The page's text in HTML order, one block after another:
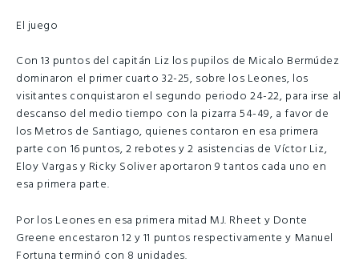
El juego
Con 13 puntos del capitán Liz los pupilos de Micalo Bermúdez
dominaron el primer cuarto 32-25, sobre los Leones, los
visitantes conquistaron el segundo periodo 24-22, para irse al
descanso del medio tiempo con la pizarra 54-49, a favor de
los Metros de Santiago, quienes contaron en esa primera
parte con 16 puntos, 2 rebotes y 2 asistencias de Víctor Liz,
Eloy Vargas y Ricky Soliver aportaron 9 tantos cada uno en
esa primera parte.
Por los Leones en esa primera mitad MJ. Rheet y Donte
Greene encestaron 12 y 11 puntos respectivamente y Manuel
Fortuna terminó con 8 unidades.